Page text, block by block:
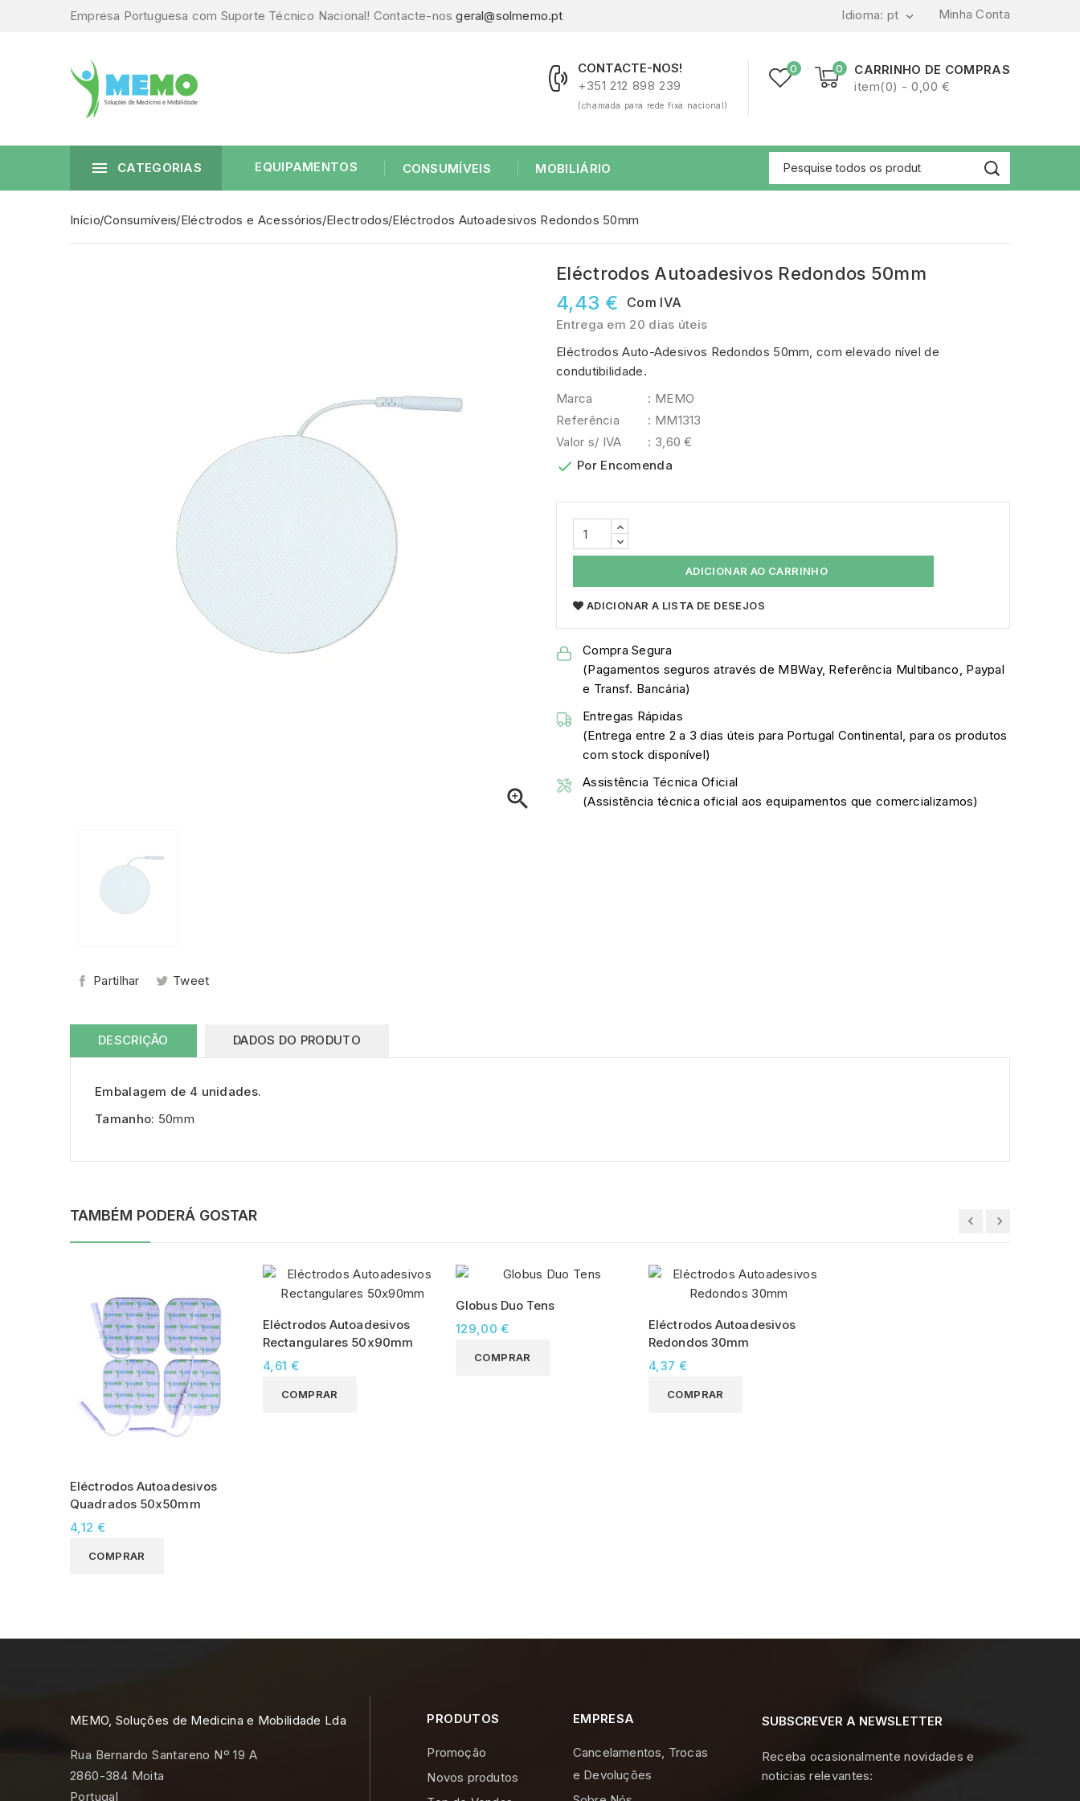
Empresa Portuguesa com Suporte Técnico Nacional! Contacte-nosgeral@solmemo.pt Minha Conta
Idioma: pt 
0
CARRINHO DE COMPRAS
item(0) - 0,00 €
0
CONTACTE-NOS!
+351 212 898 239
(chamada para rede fixa nacional)
 CATEGORIAS EQUIPAMENTOS CONSUMÍVEIS MOBILIÁRIO
Início Consumíveis Eléctrodos e Acessórios Electrodos Eléctrodos Autoadesivos Redondos 50mm

Partilhar Tweet
Eléctrodos Autoadesivos Redondos 50mm
4,43 € Com IVA
Entrega em 20 dias úteis
Eléctrodos Auto-Adesivos Redondos 50mm, com elevado nível de
condutibilidade.
Marca
: MEMO
Referência
: MM1313
Valor s/ IVA
: 3,60 €
 Por Encomenda
ADICIONAR AO CARRINHO
ADICIONAR A LISTA DE DESEJOS
Compra Segura
(Pagamentos seguros através de MBWay, Referência Multibanco, Paypal
e Transf. Bancária)
Entregas Rápidas
(Entrega entre 2 a 3 dias úteis para Portugal Continental, para os produtos
com stock disponível)
Assistência Técnica Oficial
(Assistência técnica oficial aos equipamentos que comercializamos)
DESCRIÇÃO DADOS DO PRODUTO
Embalagem de 4 unidades.
Tamanho: 50mm
TAMBÉM PODERÁ GOSTAR
Eléctrodos Autoadesivos
Quadrados 50x50mm
4,12 €
COMPRAR
Eléctrodos Autoadesivos
Rectangulares 50x90mm
4,61 €
COMPRAR
Globus Duo Tens
129,00 €
COMPRAR
Eléctrodos Autoadesivos
Redondos 30mm
4,37 €
COMPRAR
MEMO, Soluções de Medicina e Mobilidade Lda
Rua Bernardo Santareno Nº 19 A
2860-384 Moita
Portugal
PRODUTOS
Promoção
Novos produtos
EMPRESA
Cancelamentos, Trocas
e Devoluções
SUBSCREVER A NEWSLETTER
Receba ocasionalmente novidades e
noticias relevantes: